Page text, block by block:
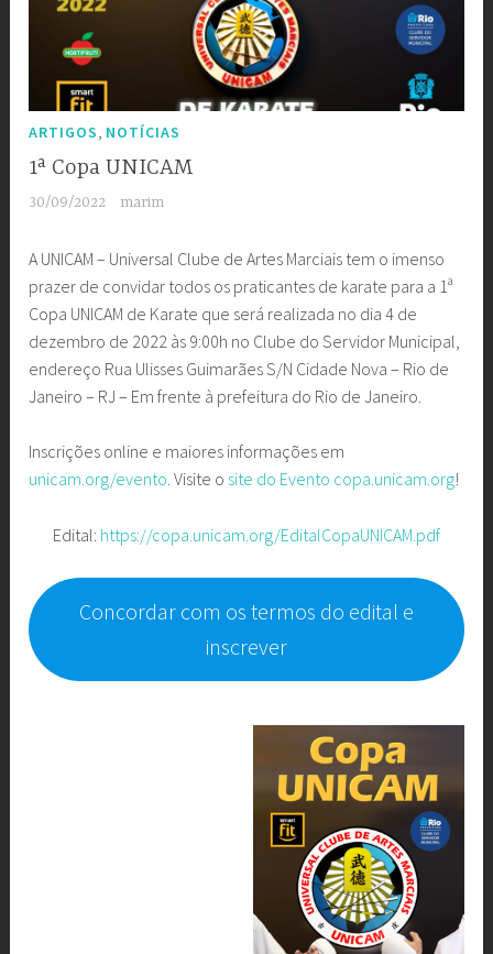
ARTIGOS, NOTÍCIAS
1ª Copa UNICAM
30/09/2022 marim
A UNICAM – Universal Clube de Artes Marciais tem o imenso
prazer de convidar todos os praticantes de karate para a 1ª
Copa UNICAM de Karate que será realizada no dia 4 de
dezembro de 2022 às 9:00h no Clube do Servidor Municipal,
endereço Rua Ulisses Guimarães S/N Cidade Nova – Rio de
Janeiro – RJ – Em frente à prefeitura do Rio de Janeiro.
Inscrições online e maiores informações em
unicam.org/evento. Visite o site do Evento copa.unicam.org!
Edital: https://copa.unicam.org/EditalCopaUNICAM.pdf
Concordar com os termos do edital e
inscrever